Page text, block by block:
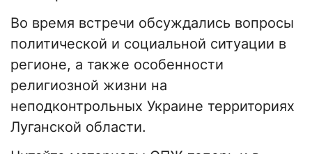
Во время встречи обсуждались вопросы
политической и социальной ситуации в
регионе, а также особенности
религиозной жизни на
неподконтрольных Украине территориях
Луганской области.